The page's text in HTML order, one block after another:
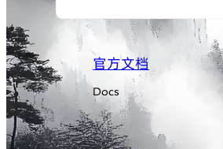
e
r
c
h
官方文档
Docs